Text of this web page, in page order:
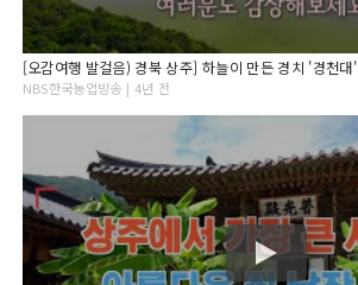
[오감여행 발걸음) 경북 상주] 하늘이 만든 경치 '경천대'
NBS한국농업방송 | 4년 전